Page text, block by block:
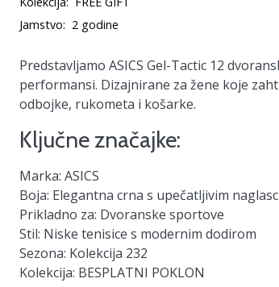
Jamstvo: 2 godine
Predstavljamo ASICS Gel-Tactic 12
performansi. Dizajnirane za žene koje
odbojke, rukometa i košarke.
Ključne značajke:
Marka: ASICS
Boja: Elegantna crna s upečatljivim
Prikladno za: Dvoranske sportove
Stil: Niske tenisice s modernim dodirom
Sezona: Kolekcija 232
Kolekcija: BESPLATNI POKLON